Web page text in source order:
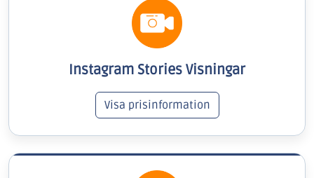
Instagram Stories Visningar
Visa prisinformation